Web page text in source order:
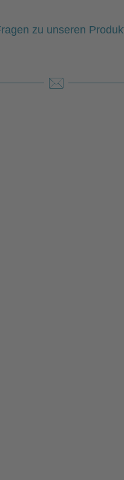
zu unseren